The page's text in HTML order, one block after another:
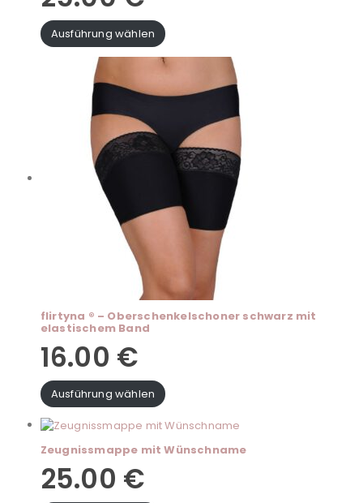
Ausführung wählen
flirtyna ® – Oberschenkelschoner schwarz mit
elastischem Band
16.00 €
Ausführung wählen
Zeugnissmappe mit Wünschname
25.00 €